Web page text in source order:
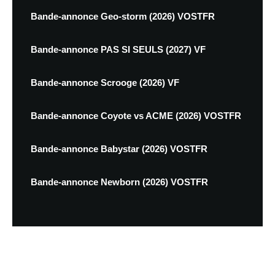
Bande-annonce Geo-storm (2026) VOSTFR
Bande-annonce PAS SI SEULS (2027) VF
Bande-annonce Scrooge (2026) VF
Bande-annonce Coyote vs ACME (2026) VOSTFR
Bande-annonce Babystar (2026) VOSTFR
Bande-annonce Newborn (2026) VOSTFR